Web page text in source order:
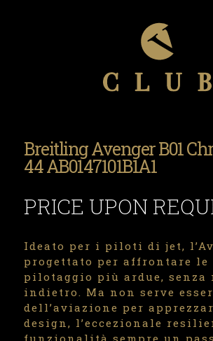
Breitling Avenger B01
44 AB0147101B1A1
PRICE UPON
Ideato per i piloti di jet,
progettato per affrontare le
pilotaggio più ardue,
indietro. Ma non serve
dell’aviazione per
design, l’eccezionale
funzionalità sempre un